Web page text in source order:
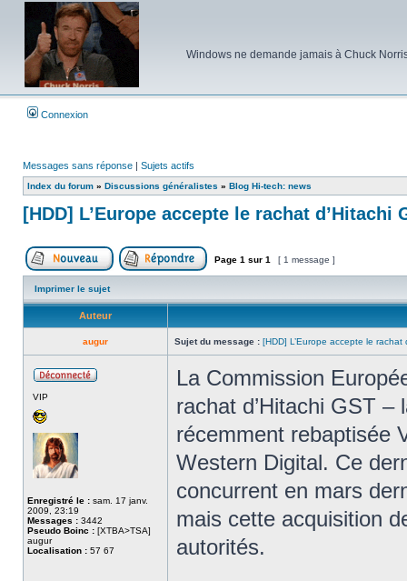
Windows ne demande jamais à Chuck
Connexion
Messages sans réponse | Sujets actifs
Index du forum » Discussions généralistes » Blog Hi-tech: news
[HDD] L’Europe accepte le rachat d’Hitachi
Poster un nouveau sujetRépondre au sujet
Page 1 sur 1 [ 1 message ]
Imprimer le sujet
Auteur
augur Sujet du message : [HDD] L’Europe accepte le rachat
VIP
Enregistré le : sam. 17 janv.
2009, 23:19
Messages : 3442
Pseudo Boinc : [XTBA>TSA]
augur
Localisation : 57 67
La Commission
rachat d’Hitachi GST –
récemment rebaptisée
Western Digital. Ce
concurrent en mars
mais cette acquisition
autorités.